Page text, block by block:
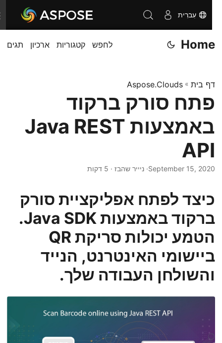
עִברִית
Home לחפש קטגוריות ארכיון תגים
דף בית»
Aspose.Clouds
פתח סורק ברקוד
באמצעות Java REST
API
September 15, 2020· ניייר שהבז · 5 דקות
כיצד לפתח אפליקציית סורק
ברקוד באמצעות Java SDK.
הטמע יכולות סריקת QR
ביישומי האינטרנט, הנייד
והשולחן העבודה שלך.